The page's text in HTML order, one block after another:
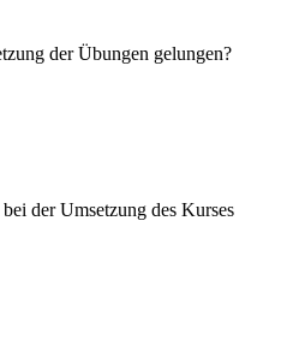
der Übungen gelungen?
der Umsetzung des Kurses